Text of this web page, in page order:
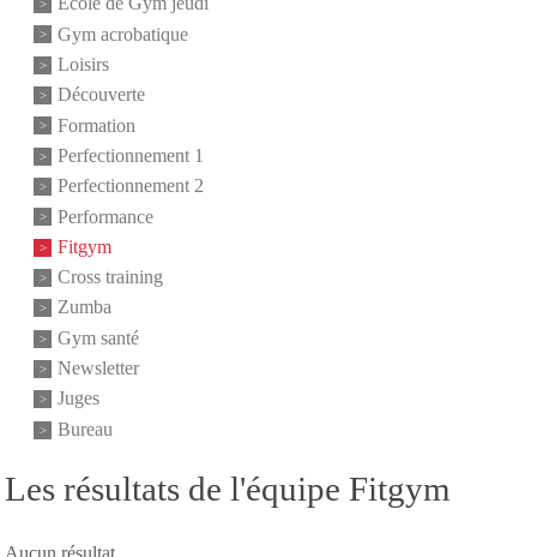
Les résultats de l'équipe Fitgym
Gym acrobatique
Loisirs
Découverte
Formation
Perfectionnement 1
Perfectionnement 2
Performance
Fitgym
Cross training
Zumba
Gym santé
Newsletter
Juges
Bureau